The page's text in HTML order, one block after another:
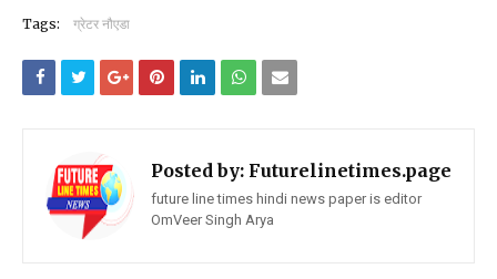
Tags: ग्रेटर नौएडा
Posted by: Futurelinetimes.page
future line times hindi news paper is editor
OmVeer Singh Arya